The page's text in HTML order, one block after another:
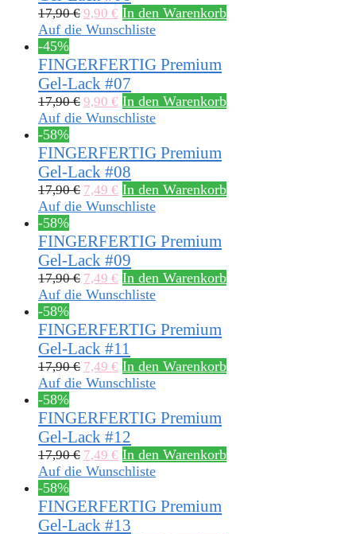
17,90€ 9,90 € In den Warenkorb
Auf die Wunschliste
-45%
FINGERFERTIG Premium
Gel-Lack #07
17,90€ 9,90 € In den Warenkorb
Auf die Wunschliste
-58%
FINGERFERTIG Premium
Gel-Lack #08
17,90€ 7,49 € In den Warenkorb
Auf die Wunschliste
-58%
FINGERFERTIG Premium
Gel-Lack #09
17,90€ 7,49 € In den Warenkorb
Auf die Wunschliste
-58%
FINGERFERTIG Premium
Gel-Lack #11
17,90€ 7,49 € In den Warenkorb
Auf die Wunschliste
-58%
FINGERFERTIG Premium
Gel-Lack #12
17,90€ 7,49 € In den Warenkorb
Auf die Wunschliste
-58%
FINGERFERTIG Premium
Gel-Lack #13